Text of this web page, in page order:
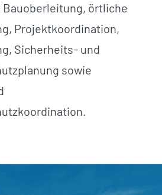
Bauoberleitung, örtliche
Projektkoordination,
Sicherheits- und
sowie